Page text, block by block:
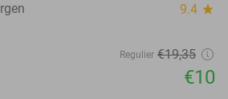
9.4 star
Regulier €19,35
€10